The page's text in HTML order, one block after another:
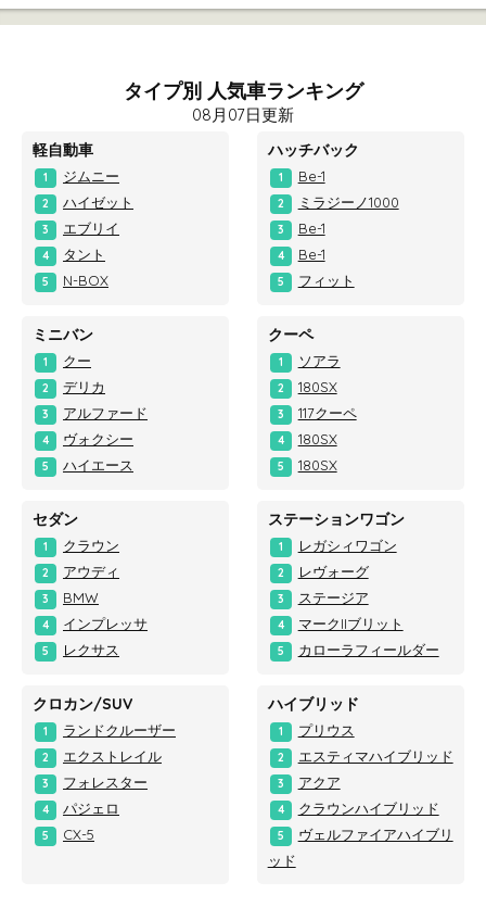
タイプ別 人気車ランキング
08月07日更新
軽自動車
1 ジムニー
2 ハイゼット
3 エブリイ
4 タント
5 N-BOX
ハッチバック
1 Be-1
2 ミラジーノ1000
3 Be-1
4 Be-1
5 フィット
ミニバン
1 クー
2 デリカ
3 アルファード
4 ヴォクシー
5 ハイエース
クーペ
1 ソアラ
2 180SX
3 117クーペ
4 180SX
5 180SX
セダン
1 クラウン
2 アウディ
3 BMW
4 インプレッサ
5 レクサス
ステーションワゴン
1 レガシィワゴン
2 レヴォーグ
3 ステージア
4 マークIIブリット
5 カローラフィールダー
クロカン/SUV
1 ランドクルーザー
2 エクストレイル
3 フォレスター
4 パジェロ
5 CX-5
ハイブリッド
1 プリウス
2 エスティマハイブリッド
3 アクア
4 クラウンハイブリッド
5
ヴェルファイアハイブリ
ッド